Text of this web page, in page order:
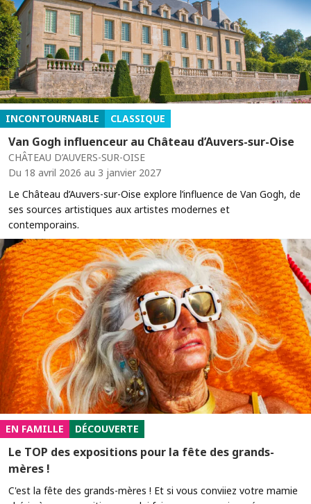
INCONTOURNABLE CLASSIQUE
Van Gogh influenceur au Château d’Auvers-sur-Oise
CHÂTEAU D’AUVERS-SUR-OISE
Du 18 avril 2026 au 3 janvier 2027
Le Château d’Auvers-sur-Oise explore l’influence de Van Gogh, de
ses sources artistiques aux artistes modernes et
contemporains.
EN FAMILLE DÉCOUVERTE
Le TOP des expositions pour la fête des grands-
mères !
C'est la fête des grands-mères ! Et si vous conviiez votre mamie